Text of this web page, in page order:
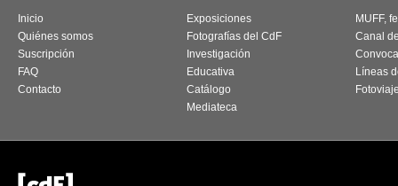
Inicio
Quiénes somos
Suscripción
FAQ
Contacto
Exposiciones
Fotografías del CdF
Investigación
Educativa
Catálogo
Mediateca
MUFF,
Canal
Líneas